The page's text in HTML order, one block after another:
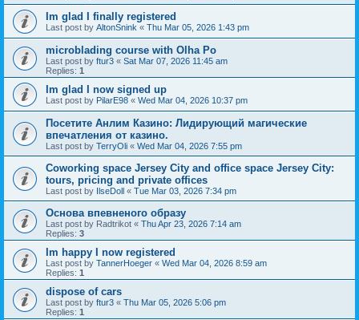
Im glad I finally registered
Last post by AltonSnink « Thu Mar 05, 2026 1:43 pm
microblading course with Olha Po
Last post by ftur3 « Sat Mar 07, 2026 11:45 am
Replies: 1
Im glad I now signed up
Last post by PilarE98 « Wed Mar 04, 2026 10:37 pm
Посетите Анлим Казино: Лидирующий магические
впечатления от казино.
Last post by TerryOli « Wed Mar 04, 2026 7:55 pm
Coworking space Jersey City and office space Jersey City:
tours, pricing and private offices
Last post by IlseDoll « Tue Mar 03, 2026 7:34 pm
Основа впевненого образу
Last post by Radtrikot « Thu Apr 23, 2026 7:14 am
Replies: 3
Im happy I now registered
Last post by TannerHoeger « Wed Mar 04, 2026 8:59 am
Replies: 1
dispose of cars
Last post by ftur3 « Thu Mar 05, 2026 5:06 pm
Replies: 1